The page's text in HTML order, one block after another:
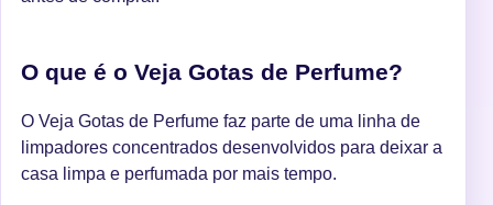
O que é o Veja Gotas de Perfume?
O Veja Gotas de Perfume faz parte de uma linha de
limpadores concentrados desenvolvidos para deixar a
casa limpa e perfumada por mais tempo.